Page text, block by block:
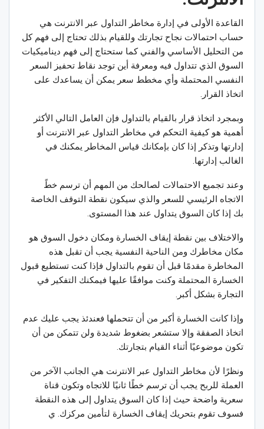
القاعدة الأولى في إدارة مخاطر التداول عبر الانترنت هي
حساب احتمالات نجاح تجارتك وللقيام بذلك تحتاج إلى فهم كل
من التحليل الأساسي والفني كما ستحتاج إلى فهم ديناميكيات
السوق الذي تتداول فيه ومعرفة أين توجد نقاط تحفيز السعر
النفسي المحتملة وأي مخطط سعر يمكن أن يساعدك على
اتخاذ القرار.
وبمجرد اتخاذ قرار بالقيام بالتداول فإن العامل التالي الأكثر
أهمية هو كيفية التحكم في مخاطر التداول عبر الانترنت أو
إدارتها وتذكر إذا كان بإمكانك قياس المخاطر يمكنك في
الغالب إدارتها.
وعند تجميع الاحتمالات لصالحك من المهم أن ترسم خطً
الاتجاه الرئيسي للسعر والذي سيكون نقطة التوقف الخاصة
بك إذا كان السوق يتداول عند هذا المستوى.
والاختلاف بين نقطة إيقاف الخسارة ومكان دخول السوق هو
مكان مخاطرك ومن الناحية النفسية يجب أن تقبل هذه
المخاطرة مقدمًا قبل أن تقوم بالتداول فإذا كنت تستطيع قبول
الخسارة المحتملة وكنت موافقًا عليها فيمكنك التفكير في
التجارة بشكل أكبر.
وإذا كانت الخسارة أكبر من أن تتحملها فعندئذ يجب عليك عدم
اتخاذ الصفقة وإلا ستشعر بضغوط شديدة ولن تتمكن من أن
تكون موضوعيًا أثناء القيام بتجارتك.
ونظرًا لأن مخاطر التداول عبر الانترنت هي الجانب الآخر من
العملة للربح يجب أن ترسم خطًا ثانيًا للاتجاه وتكون قناة
سعرية واضحة حيث إذا كان السوق يتداول إلى هذه النقطة
فسوف تقوم بتحريك إيقاف الخسارة لتأمين مركزك. ي